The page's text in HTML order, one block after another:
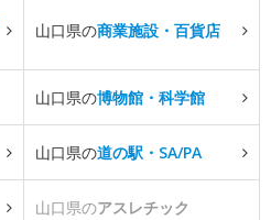
山口県の商業施設・百貨店
山口県の博物館・科学館
山口県の道の駅・SA/PA
山口県のアスレチック